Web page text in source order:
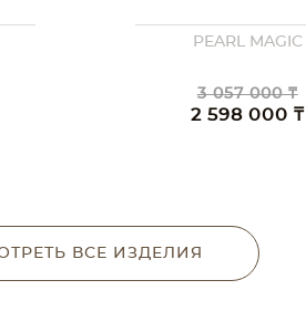
PEARL MAGIC
3 057 000 ₸
2 598 000 ₸
ВСЕ ИЗДЕЛИЯ